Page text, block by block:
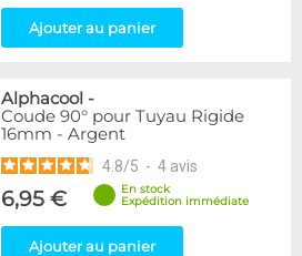
Ajouter au panier
Alphacool -
Coude 90° pour Tuyau Rigide
16mm - Argent
4.8/5 - 4 avis
6,95 €
En stock
Expédition immédiate
Ajouter au panier